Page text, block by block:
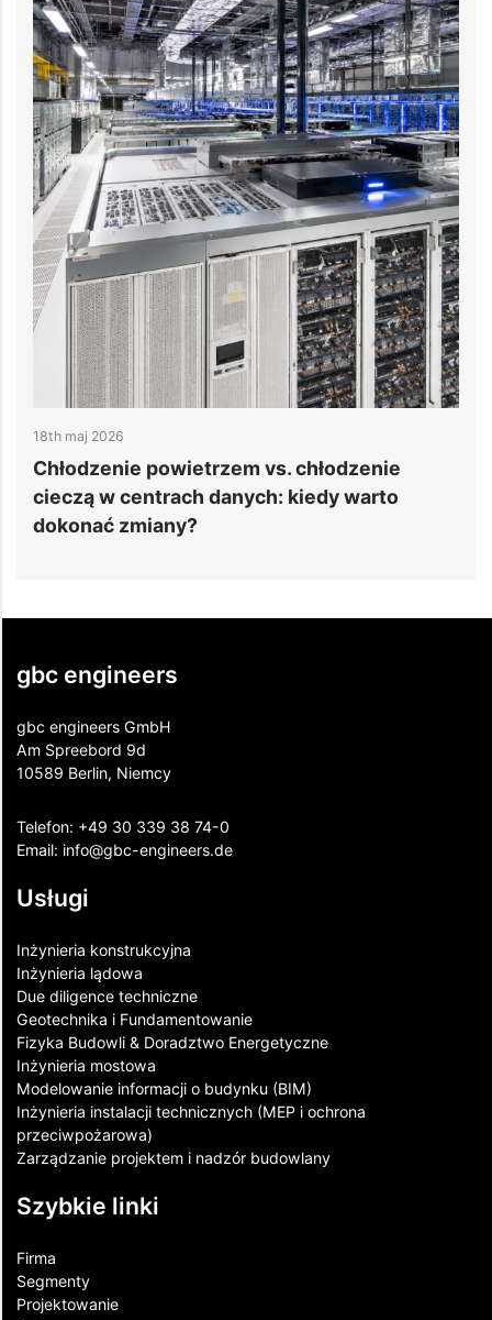
powietrzem vs. chłodzenie
danych: kiedy warto
Chłodzenie
nowoczesne
gbc engineers
gbc engineers GmbH
Am Spreebord 9d
10589 Berlin, Niemcy
Telefon: +49 30 339 38 74-0
Email: info@gbc-engineers.de
Usługi
Inżynieria konstrukcyjna
Inżynieria lądowa
Due diligence techniczne
Geotechnika i Fundamentowanie
Fizyka Budowli & Doradztwo Energetyczne
Inżynieria mostowa
Modelowanie informacji o budynku (BIM)
Inżynieria instalacji technicznych (MEP i ochrona
przeciwpożarowa)
Zarządzanie projektem i nadzór budowlany
Szybkie linki
Firma
Segmenty
Projektowanie